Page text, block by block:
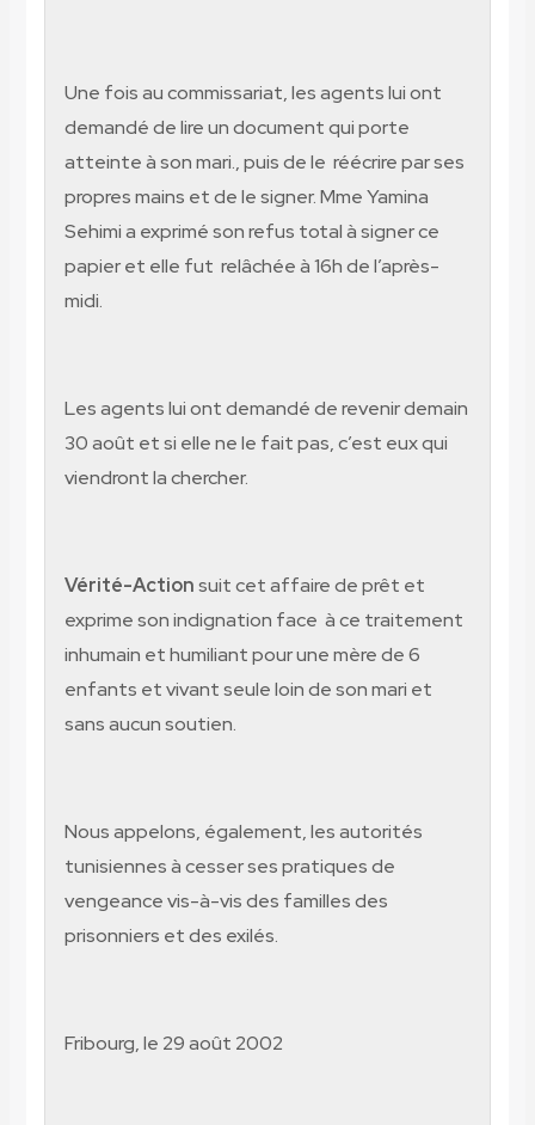
Une fois au commissariat, les agents lui ont
demandé de lire un document qui porte
atteinte à son mari., puis de le réécrire par ses
propres mains et de le signer. Mme Yamina
Sehimi a exprimé son refus total à signer ce
papier et elle fut relâchée à 16h de l’après-
midi.
Les agents lui ont demandé de revenir demain
30 août et si elle ne le fait pas, c’est eux qui
viendront la chercher.
Vérité-Actionsuit cet affaire de prêt et
exprime son indignation face à ce traitement
inhumain et humiliant pour une mère de 6
enfants et vivant seule loin de son mari et
sans aucun soutien.
Nous appelons, également, les autorités
tunisiennes à cesser ses pratiques de
vengeance vis-à-vis des familles des
prisonniers et des exilés.
Fribourg, le 29 août 2002